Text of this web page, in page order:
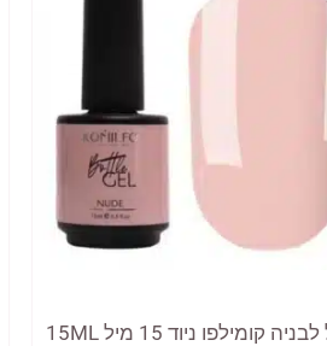
ג'ל לבניה קומילפו ניוד 15 מיל 15ML